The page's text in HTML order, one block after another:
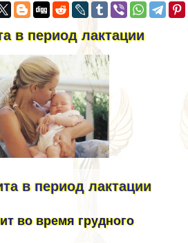
в период лактации
в период лактации
во время грудного